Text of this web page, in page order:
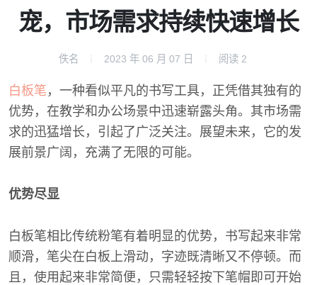
宠，市场需求持续快速增长
佚名 2023 年 06 月 07 日 阅读 2
白板笔 ，一种看似平凡的书写工具，正凭借其独有的
优势，在教学和办公场景中迅速崭露头角。其市场需
求的迅猛增长，引起了广泛关注。展望未来，它的发
展前景广阔，充满了无限的可能。
优势尽显
白板笔相比传统粉笔有着明显的优势，书写起来非常
顺滑，笔尖在白板上滑动，字迹既清晰又不停顿。而
且，使用起来非常简便，只需轻轻按下笔帽即可开始